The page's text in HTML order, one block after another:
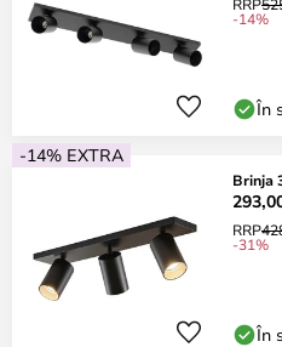
-14%
În
-14% EXTRA
Brinja
RRP
-31%
În